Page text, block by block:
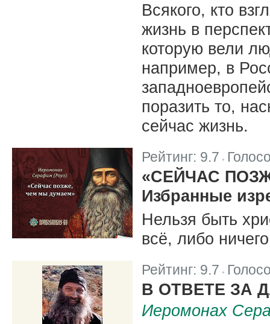
Всякого, кто
жизнь в
которую вели
например, в
поразить то,
сейчас жизнь.
Рейтинг: 9.7
«СЕЙЧАС
Избранные
Нельзя быть
всё, либо
Рейтинг: 9.7
В ОТВЕТЕ ЗА
Иеромонах